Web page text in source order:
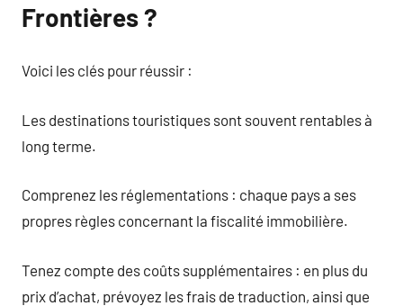
Frontières ?
Voici les clés pour réussir :
Les destinations touristiques sont souvent rentables à
long terme.
Comprenez les réglementations : chaque pays a ses
propres règles concernant la fiscalité immobilière.
Tenez compte des coûts supplémentaires : en plus du
prix d’achat, prévoyez les frais de traduction, ainsi que